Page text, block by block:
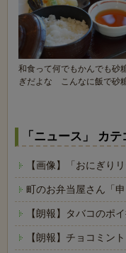
和食って何でもかんでも砂
ぎだよな こんなに飯で砂
「ニュース」 カ
【画像】「おにぎり
町のお弁当屋さん「
【朗報】タバコのポ
【朗報】チョコミン